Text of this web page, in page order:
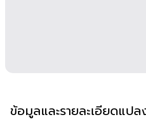
ข้อมูลและรายละเอียดแป